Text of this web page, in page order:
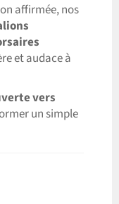
affirmée, nos
et audace à
vers
un simple